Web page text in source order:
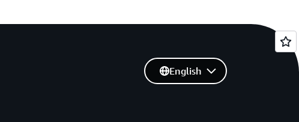
English